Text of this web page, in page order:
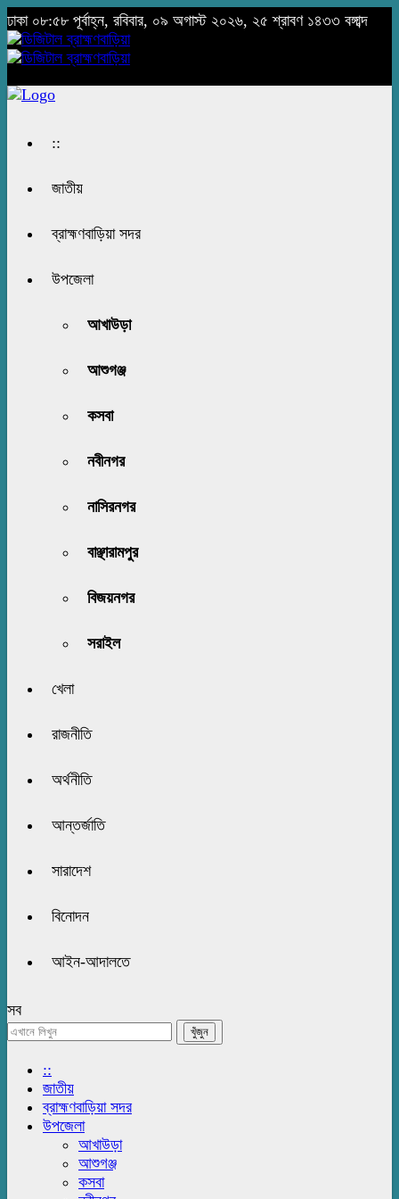
ঢাকা ০৮:৫৮ পূর্বাহ্ন, রবিবার, ০৯ অগাস্ট ২০২৬, ২৫ শ্রাবণ ১৪৩৩ বঙ্গাব্দ
::
জাতীয়
ব্রাহ্মণবাড়িয়া সদর
উপজেলা
আখাউড়া
আশুগঞ্জ
কসবা
নবীনগর
নাসিরনগর
বাঞ্ছারামপুর
বিজয়নগর
সরাইল
খেলা
রাজনীতি
অর্থনীতি
আন্তর্জাতি
সারাদেশ
বিনোদন
আইন-আদালতে
সব
::
জাতীয়
ব্রাহ্মণবাড়িয়া সদর
উপজেলা
আখাউড়া
আশুগঞ্জ
কসবা